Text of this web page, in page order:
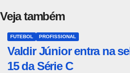
Veja também
FUTEBOL PROFISSIONAL
Valdir Júnior entra na
15 da Série C